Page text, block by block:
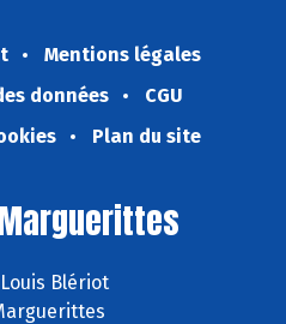
Mentions légales
données
CGU
Plan du site
Blériot